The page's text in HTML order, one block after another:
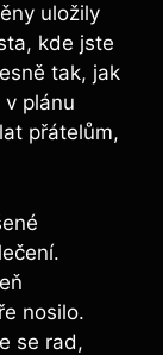
uložily
kde jste
tak, jak
plánu
přátelům,
nosilo.
se rad,